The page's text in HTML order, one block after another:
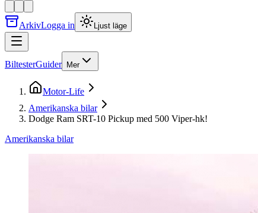
ArkivLogga in Ljust läge
BiltesterGuider Mer
Motor-Life
Amerikanska bilar
Dodge Ram SRT-10 Pickup med 500 Viper-hk!
Amerikanska bilar